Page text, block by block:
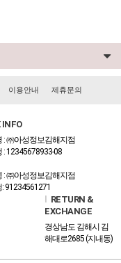
이용안내 제휴문의
INFO
: ㈜아성정보김해지점
: 12345678933-08
: ㈜아성정보김해지점
91234561271
RETURN &
EXCHANGE
경상남도 김해시 김
해대로2685 (지내동)